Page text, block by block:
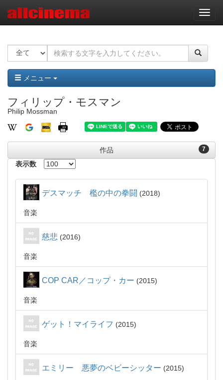
ナ
ビ
ー
ョ
ン
メニュー
フィリップ・モスマン
Philip Mossman
7
作品
表示数
デスマッチ 檻の中の拳闘 2018
音楽
慈悲 2016
音楽
COP CAR／コップ・カー 2015
音楽
ゲット！マイライフ 2015
音楽
エミリー 悪夢のベビーシッター 2015